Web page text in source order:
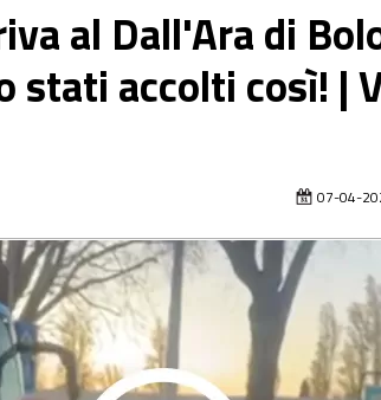
al Dall'Ara di
stati accolti così! |
07-04-